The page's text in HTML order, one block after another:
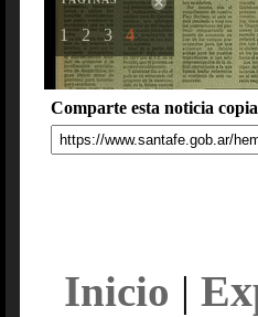
1 2 3 4
Comparte esta noticia
Inicio |